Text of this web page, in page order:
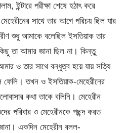
ইন্টারে পরীক্ষা শেষে হঠাৎ করে
সাথে তার আগে পরিচয় ছিল যার
শুধু আমাকে বলেছিল ইসতিয়াক তার
তা আমার জানা ছিল না। কিন্তুু
ও তার সাথে বন্ধুত্ব হয়ে যায় সত্যি
ফেলি। তখন ও ইসতিয়াক-মেহেরীনের
কথা তাকে বলিনি। মেহেরীন
পরিবার ও মেহেরীনকে পছন্দ করত
একদিন মেহেরীন বলল-